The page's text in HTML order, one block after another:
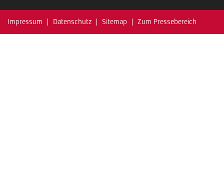
Impressum Datenschutz Sitemap Zum Pressebereich